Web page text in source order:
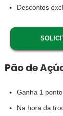
Descontos
Pão de
Ganha 1
Na hora da